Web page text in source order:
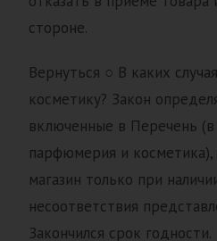
стороне.
Вернуться ○ В каких
косметику? Закон
включенные в Перечень (в
парфюмерия и
магазин только при
несоответствия
Закончился срок годности.